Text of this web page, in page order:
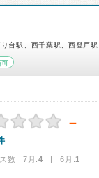
台駅、西千葉駅、西登戸駅
可
－
数 7月:4 | 6月:1